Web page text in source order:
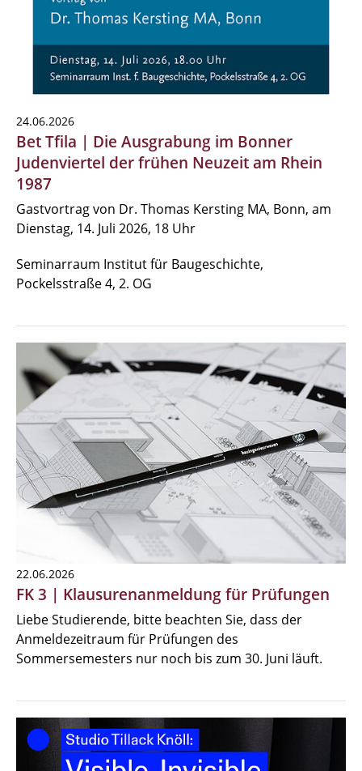
24.06.2026
Bet Tfila | Die Ausgrabung im Bonner
Judenviertel der frühen Neuzeit am Rhein
1987
Gastvortrag von Dr. Thomas Kersting MA, Bonn, am
Dienstag, 14. Juli 2026, 18 Uhr
Seminarraum Institut für Baugeschichte,
Pockelsstraße 4, 2. OG
22.06.2026
FK 3 | Klausurenanmeldung für Prüfungen
Liebe Studierende, bitte beachten Sie, dass der
Anmeldezeitraum für Prüfungen des
Sommersemesters nur noch bis zum 30. Juni läuft.